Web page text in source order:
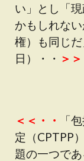
い」とし「
かもしれな
権）も同じ
日）・・ ＞＞
＜＜・・
「
定（CPTPP
題の一つで